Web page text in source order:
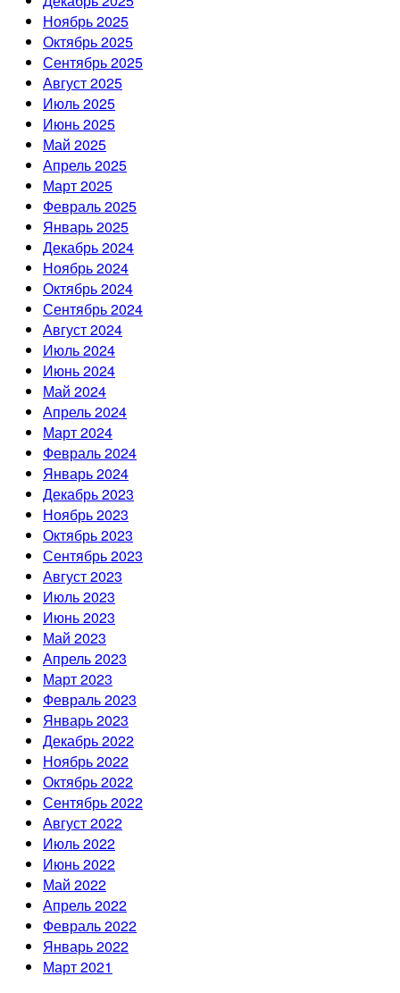
Ноябрь 2025
Октябрь 2025
Сентябрь 2025
Август 2025
Июль 2025
Июнь 2025
Май 2025
Апрель 2025
Март 2025
Февраль 2025
Январь 2025
Декабрь 2024
Ноябрь 2024
Октябрь 2024
Сентябрь 2024
Август 2024
Июль 2024
Июнь 2024
Май 2024
Апрель 2024
Март 2024
Февраль 2024
Январь 2024
Декабрь 2023
Ноябрь 2023
Октябрь 2023
Сентябрь 2023
Август 2023
Июль 2023
Июнь 2023
Май 2023
Апрель 2023
Март 2023
Февраль 2023
Январь 2023
Декабрь 2022
Ноябрь 2022
Октябрь 2022
Сентябрь 2022
Август 2022
Июль 2022
Июнь 2022
Май 2022
Апрель 2022
Февраль 2022
Январь 2022
Март 2021